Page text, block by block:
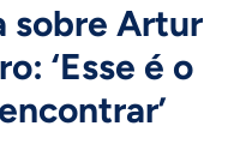
sobre Artur
‘Esse é o